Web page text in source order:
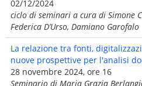
02/12/2024
ciclo di seminari a cura di Simone
Federica D’Urso, Damiano Garofalo
La relazione tra fonti,
nuove prospettive per l'analisi
28 novembre 2024, ore 16
Seminario di Maria Grazia